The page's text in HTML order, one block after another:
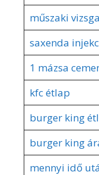
műszaki
saxenda
1 mázsa
kfc étlap
burger king
burger king
mennyi idő